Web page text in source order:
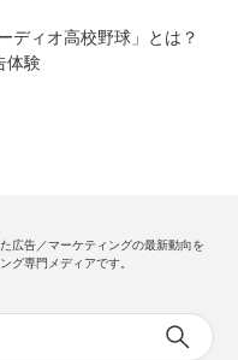
ディオ高校野球」とは？
体験
広告／マーケティングの最新動向を
グ専門メディアです。